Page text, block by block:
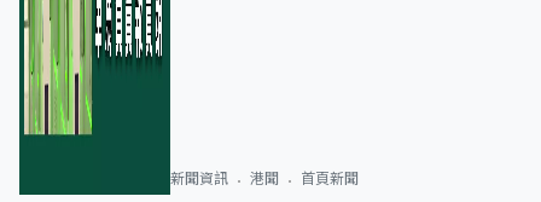
新聞資訊 港聞 首頁新聞